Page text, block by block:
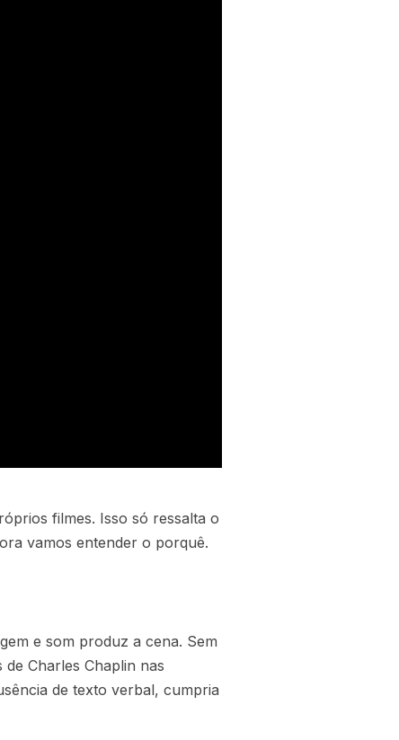
filmes. Isso só ressalta o
vamos entender o porquê.
e som produz a cena. Sem
Charles Chaplin nas
de texto verbal, cumpria